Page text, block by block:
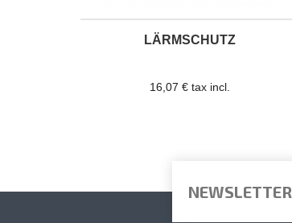
LÄRMSCHUTZ
16,07 € tax incl.
NEWSLETTER